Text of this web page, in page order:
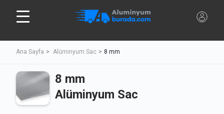
Ana Sayfa Alüminyum Sac 8 mm
8 mm
Alüminyum Sac